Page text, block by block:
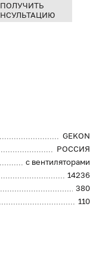
GEKON
РОССИЯ
с вентиляторами
14236
380
110
ПОЛУЧИТЬ